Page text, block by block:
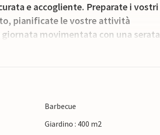
e accogliente. Preparate i vostri
pianificate le vostre attività
movimentata con una serata
aperta e la sera potrete
nel famoso porto vecchio ed
Barbecue
Giardino : 400 m2